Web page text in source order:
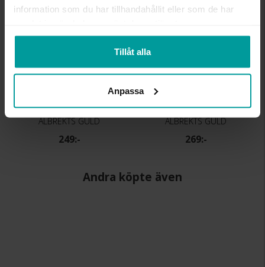
information som du har tillhandahållit eller som de har
Tillåt alla
Anpassa
Kedja i äkta silver 40 cm
ALBREKTS GULD
249:-
Kedja i äkta silver 45 cm
ALBREKTS GULD
269:-
Andra köpte även